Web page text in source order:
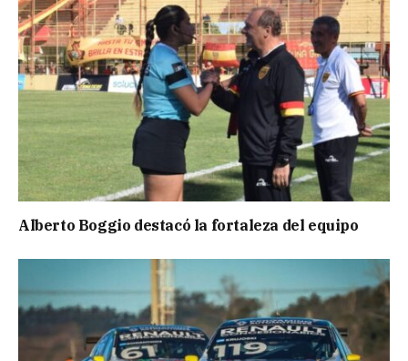
Alberto Boggio destacó la fortaleza del equipo